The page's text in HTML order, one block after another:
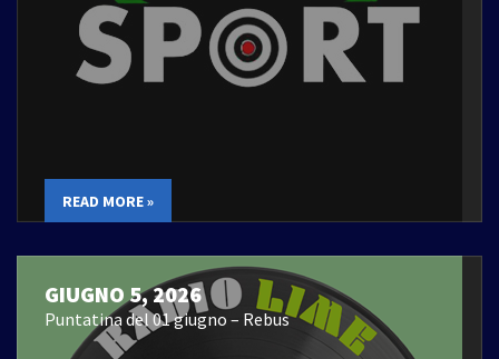
READ MORE »
GIUGNO 5, 2026
Puntatina del 01 giugno – Rebus